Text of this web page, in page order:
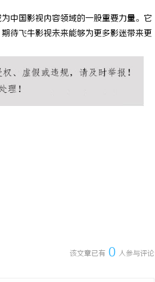
中国影视内容领域的一股重要力量。它
待飞牛影视未来能够为更多影迷带来更
该文章已有 0 人参与评论
武汉配眼镜 上海配眼镜